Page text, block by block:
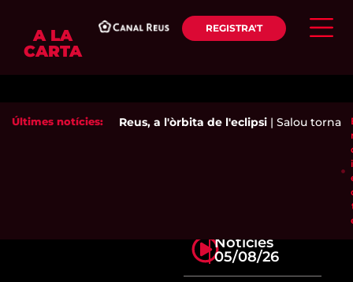
A LA
CARTA
REGISTRA'T
Últimes notícies: Reus, a l'òrbita de l'eclipsi| Salou torna a
Notícies
05/08/26